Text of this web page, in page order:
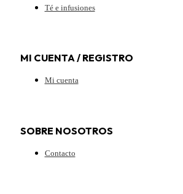
Té e infusiones
MI CUENTA / REGISTRO
Mi cuenta
SOBRE NOSOTROS
Contacto